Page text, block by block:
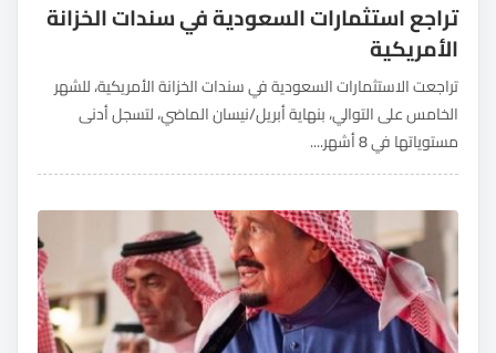
تراجع استثمارات السعودية في سندات الخزانة
الأمريكية
تراجعت الاستثمارات السعودية في سندات الخزانة الأمريكية، للشهر
الخامس على التوالي، بنهاية أبريل/نيسان الماضي، لتسجل أدنى
مستوياتها في 8 أشهر....